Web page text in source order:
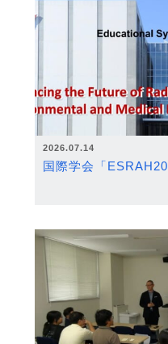
2026.07.14
国際学会「